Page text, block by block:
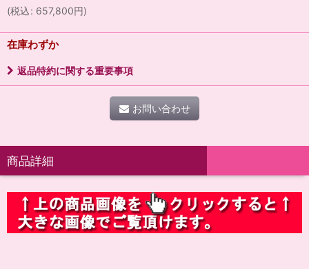
(税込: 657,800円)
在庫わずか
返品特約に関する重要事項
お問い合わせ
商品詳細